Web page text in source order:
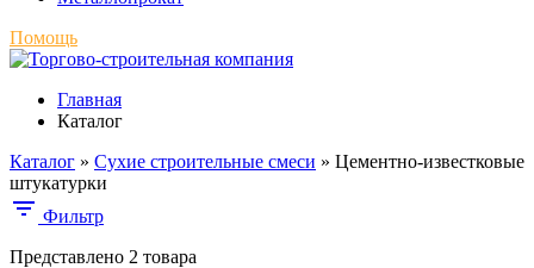
Помощь
Главная
Каталог
Каталог » Сухие строительные смеси » Цементно-известковые
штукатурки
Фильтр
Представлено 2 товара